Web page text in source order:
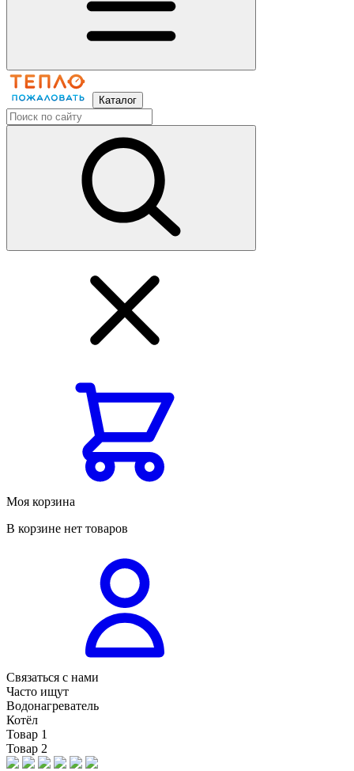
Каталог
Моя корзина
В корзине нет товаров
Связаться с нами
Часто ищут
Водонагреватель
Котёл
Товар 1
Товар 2